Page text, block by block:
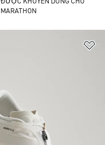
ĐƯỢC KHUYÊN DÙNG CHO
MARATHON